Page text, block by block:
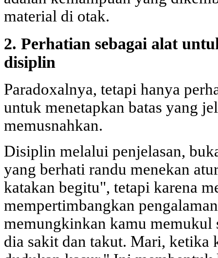
material di otak.
2. Perhatian sebagai alat
disiplin
Paradoxalnya, tetapi hanya
untuk menetapkan batas yang
memusnahkan.
Disiplin melalui penjelasan,
yang berhati randu menekan
katakan begitu", tetapi karena
mempertimbangkan
memungkinkan kamu memukul
dia sakit dan takut. Mari, ketika